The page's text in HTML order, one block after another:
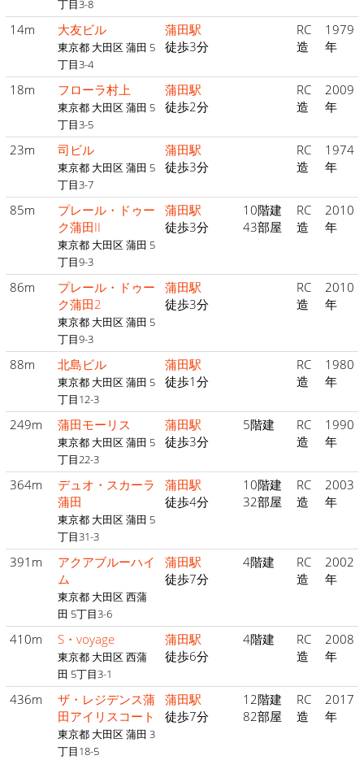
丁目3-8
14m 大友ビル
東京都 大田区 蒲田 5
丁目3-4
蒲田駅
徒歩3分
RC
造
1979
年
18m フローラ村上
東京都 大田区 蒲田 5
丁目3-5
蒲田駅
徒歩2分
RC
造
2009
年
23m 司ビル
東京都 大田区 蒲田 5
丁目3-7
蒲田駅
徒歩3分
RC
造
1974
年
85m
プレール・ドゥー
ク蒲田II
東京都 大田区 蒲田 5
丁目9-3
蒲田駅
徒歩3分
10階建
43部屋
RC
造
2010
年
86m
プレール・ドゥー
ク蒲田2
東京都 大田区 蒲田 5
丁目9-3
蒲田駅
徒歩3分
RC
造
2010
年
88m 北島ビル
東京都 大田区 蒲田 5
丁目12-3
蒲田駅
徒歩1分
RC
造
1980
年
249m 蒲田モーリス
東京都 大田区 蒲田 5
丁目22-3
蒲田駅
徒歩3分
5階建
RC
造
1990
年
364m
デュオ・スカーラ
蒲田
東京都 大田区 蒲田 5
丁目31-3
蒲田駅
徒歩4分
10階建
32部屋
RC
造
2003
年
391m
アクアブルーハイ
ム
東京都 大田区 西蒲
田 5丁目3-6
蒲田駅
徒歩7分
4階建
RC
造
2002
年
410m S・voyage
東京都 大田区 西蒲
田 5丁目3-1
蒲田駅
徒歩6分
4階建
RC
造
2008
年
436m
ザ・レジデンス蒲
田アイリスコート
東京都 大田区 蒲田 3
丁目18-5
蒲田駅
徒歩7分
12階建
82部屋
RC
造
2017
年